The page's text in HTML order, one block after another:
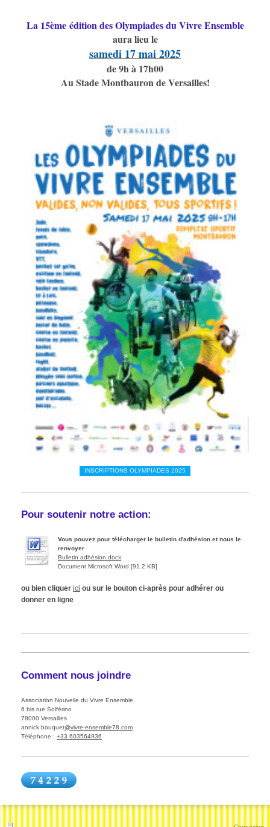
La 15ème édition des Olympiades du Vivre Ensemble
aura lieu le
samedi 17 mai 2025
de 9h à 17h00
Au Stade Montbauron de Versailles!
INSCRIPTIONS OLYMPIADES 2025
Pour soutenir notre action:
Vous pouvez pour télécharger le bulletin d'adhésion et nous le
renvoyer
Bulletin adhésion.docx
Document Microsoft Word [91.2 KB]
ou bien cliquer ici ou sur le bouton ci-après pour adhérer ou
donner en ligne
Comment nous joindre
Association Nouvelle du Vivre Ensemble
6 bis rue Solférino
78000 Versailles
annick.bouquet@vivre-ensemble78.com
Téléphone : +33 603564936